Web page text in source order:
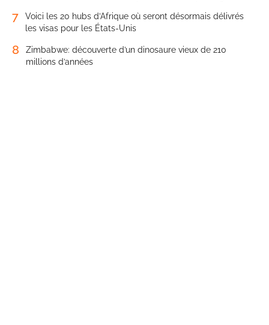
7
Voici les 20 hubs d’Afrique où seront désormais délivrés
les visas pour les États-Unis
8
Zimbabwe: découverte d’un dinosaure vieux de 210
millions d’années